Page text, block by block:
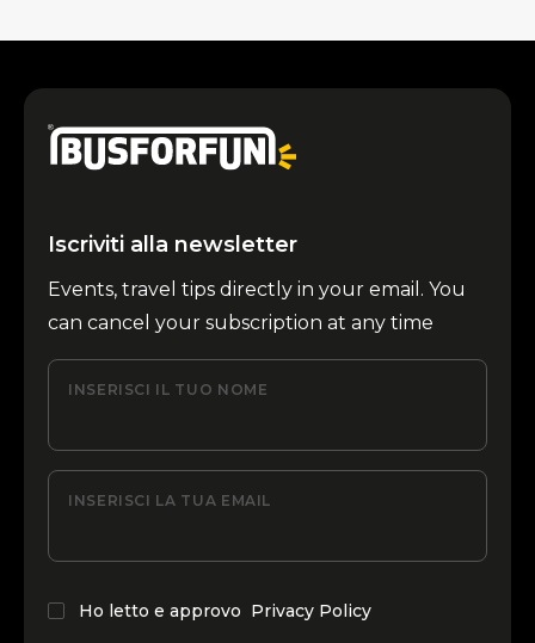
Iscriviti alla newsletter
Events, travel tips directly in your email. You
can cancel your subscription at any time
INSERISCI IL TUO NOME
INSERISCI LA TUA EMAIL
Ho letto e approvo Privacy Policy